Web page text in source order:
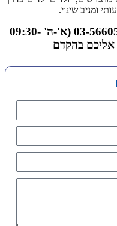
ומניב שינוי.
לפרטים צרו אתנו קשר בטלפון 03-5660504 (א'-ה' 09:30-